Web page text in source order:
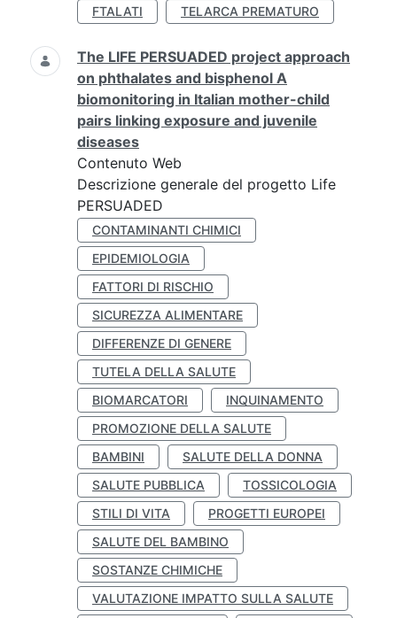
FTALATI
TELARCA PREMATURO
The LIFE PERSUADED project approach
on phthalates and bisphenol A
biomonitoring in Italian mother-child
pairs linking exposure and juvenile
diseases
Contenuto Web
Descrizione generale del progetto Life
PERSUADED
CONTAMINANTI CHIMICI
EPIDEMIOLOGIA
FATTORI DI RISCHIO
SICUREZZA ALIMENTARE
DIFFERENZE DI GENERE
TUTELA DELLA SALUTE
BIOMARCATORI
INQUINAMENTO
PROMOZIONE DELLA SALUTE
BAMBINI
SALUTE DELLA DONNA
SALUTE PUBBLICA
TOSSICOLOGIA
STILI DI VITA
PROGETTI EUROPEI
SALUTE DEL BAMBINO
SOSTANZE CHIMICHE
VALUTAZIONE IMPATTO SULLA SALUTE